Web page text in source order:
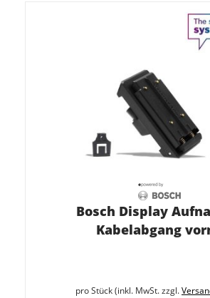
Bosch Display
Kabelabgang
pro Stück (inkl. MwSt. zzgl.